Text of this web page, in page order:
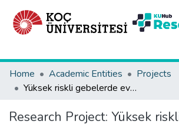
Home
Academic Entities
Projects
Yüksek riskli gebelerde evde tansiyon takibinin preeklampsi tanısına kadar geçen süre ile ilişkisinin modellenmesi : Randomize kontrolü çalışma
Research Project: Yüksek